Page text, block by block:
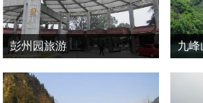
彭州园旅游 九峰